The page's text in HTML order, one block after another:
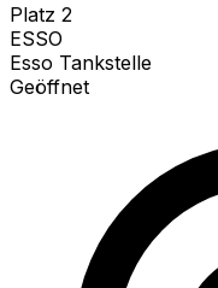
Platz 2
ESSO
Esso Tankstelle
Geöffnet